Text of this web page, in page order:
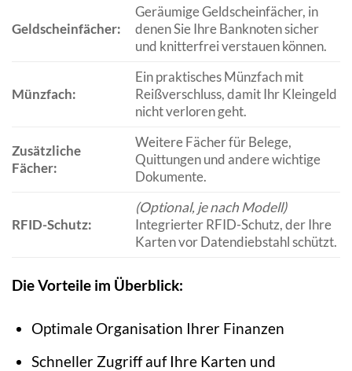
Geldscheinfächer:
Geräumige Geldscheinfächer, in
denen Sie Ihre Banknoten sicher
und knitterfrei verstauen können.
Münzfach:
Ein praktisches Münzfach mit
Reißverschluss, damit Ihr Kleingeld
nicht verloren geht.
Zusätzliche
Fächer:
Weitere Fächer für Belege,
Quittungen und andere wichtige
Dokumente.
RFID-Schutz:
(Optional, je nach Modell)
Integrierter RFID-Schutz, der Ihre
Karten vor Datendiebstahl schützt.
Die Vorteile im Überblick:
Optimale Organisation Ihrer Finanzen
Schneller Zugriff auf Ihre Karten und